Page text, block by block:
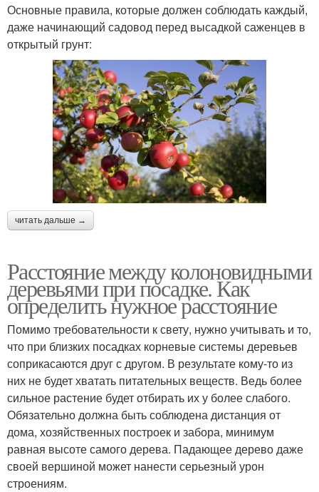
Основные правила, которые должен соблюдать каждый,
даже начинающий садовод перед высадкой саженцев в
открытый грунт:
читать дальше →
Расстояние между колоновидными
деревьями при посадке. Как
определить нужное расстояние
Помимо требовательности к свету, нужно учитывать и то,
что при близких посадках корневые системы деревьев
соприкасаются друг с другом. В результате кому-то из
них не будет хватать питательных веществ. Ведь более
сильное растение будет отбирать их у более слабого.
Обязательно должна быть соблюдена дистанция от
дома, хозяйственных построек и забора, минимум
равная высоте самого дерева. Падающее дерево даже
своей вершиной может нанести серьезный урон
строениям.